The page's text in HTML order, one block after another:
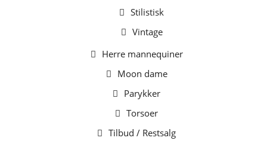
Stilistisk
Vintage
Herre mannequiner
Moon dame
Parykker
Torsoer
Tilbud / Restsalg